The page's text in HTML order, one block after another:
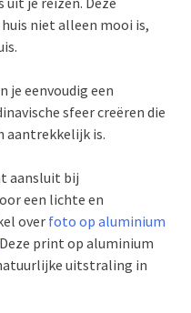
niet alleen mooi is,
je eenvoudig een
sfeer creëren die
aantrekkelijk is.
aansluit bij
een lichte en
over foto op aluminium
print op aluminium
uitstraling in